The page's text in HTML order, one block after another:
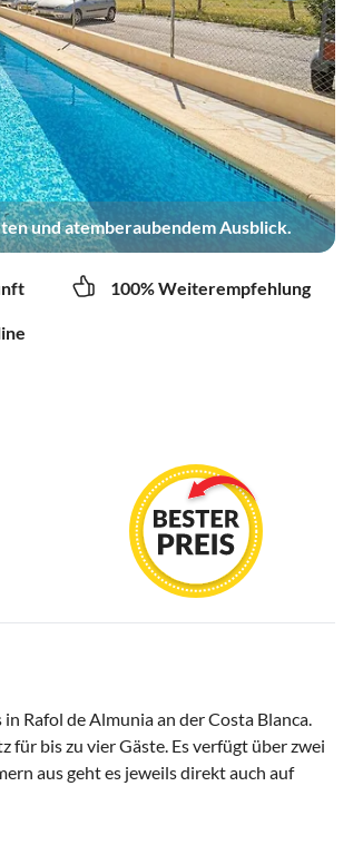
und atemberaubendem Ausblick.
100% Weiterempfehlung
Rafol de Almunia an der Costa Blanca.
bis zu vier Gäste. Es verfügt über zwei
aus geht es jeweils direkt auch auf